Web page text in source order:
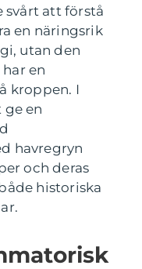
svårt att förstå
en näringsrik
utan den
en
kroppen. I
en
havregryn
och deras
historiska